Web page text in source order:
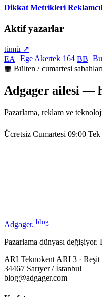
Dikkat Metrikleri
Aktif yazarlar
tümü ↗
EA
Ege Akertek 164 BB
▦ Bülten / cumartesi sabahları
Adgager ailesi —
Pazarlama, reklam ve
Ücretsiz Cumartesi 09:00 Tek
Adgager. blog
Pazarlama dünyası
ARI Teknokent ARI 3 ·
34467 Sarıyer / İstanbul
blog@adgager.com